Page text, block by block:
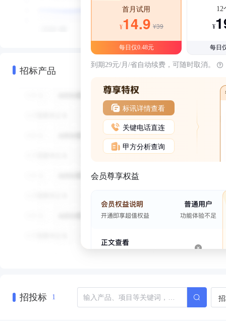
招标产品
首月试用
¥14.9 ¥39
每日仅0.48元
12
¥
每日
到期29元/月/省自动续费，可随时取消。
标讯详情查看
关键电话直连
甲方分析查询
会员尊享权益
招投标 1